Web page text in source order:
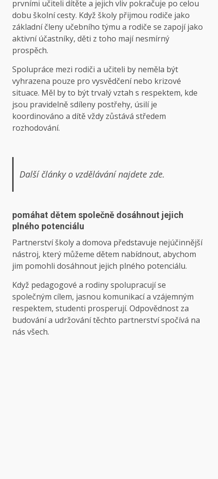
prvními učiteli dítěte a jejich vliv pokračuje po celou
dobu školní cesty. Když školy přijmou rodiče jako
základní členy učebního týmu a rodiče se zapojí jako
aktivní účastníky, děti z toho mají nesmírný
prospěch.
Spolupráce mezi rodiči a učiteli by neměla být
vyhrazena pouze pro vysvědčení nebo krizové
situace. Měl by to být trvalý vztah s respektem, kde
jsou pravidelně sdíleny postřehy, úsilí je
koordinováno a dítě vždy zůstává středem
rozhodování.
Další články o vzdělávání najdete zde.
pomáhat dětem společně dosáhnout jejich
plného potenciálu
Partnerství školy a domova představuje nejúčinnější
nástroj, který můžeme dětem nabídnout, abychom
jim pomohli dosáhnout jejich plného potenciálu.
Když pedagogové a rodiny spolupracují se
společným cílem, jasnou komunikací a vzájemným
respektem, studenti prosperují. Odpovědnost za
budování a udržování těchto partnerství spočívá na
nás všech.